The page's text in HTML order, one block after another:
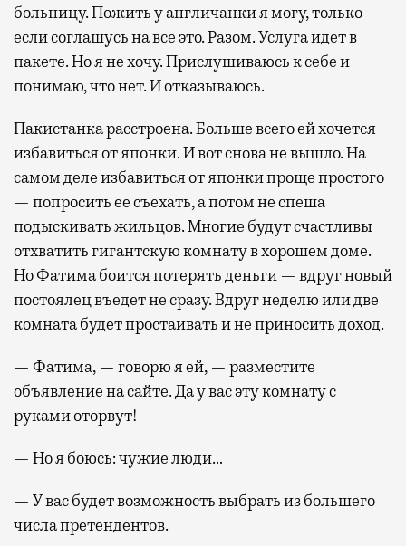
больницу. Пожить у англичанки я могу, только
если соглашусь на все это. Разом. Услуга идет в
пакете. Но я не хочу. Прислушиваюсь к себе и
понимаю, что нет. И отказываюсь.
Пакистанка расстроена. Больше всего ей хочется
избавиться от японки. И вот снова не вышло. На
самом деле избавиться от японки проще простого
— попросить ее съехать, а потом не спеша
подыскивать жильцов. Многие будут счастливы
отхватить гигантскую комнату в хорошем доме.
Но Фатима боится потерять деньги — вдруг новый
постоялец въедет не сразу. Вдруг неделю или две
комната будет простаивать и не приносить доход.
— Фатима, — говорю я ей, — разместите
объявление на сайте. Да у вас эту комнату с
руками оторвут!
— Но я боюсь: чужие люди…
— У вас будет возможность выбрать из большего
числа претендентов.